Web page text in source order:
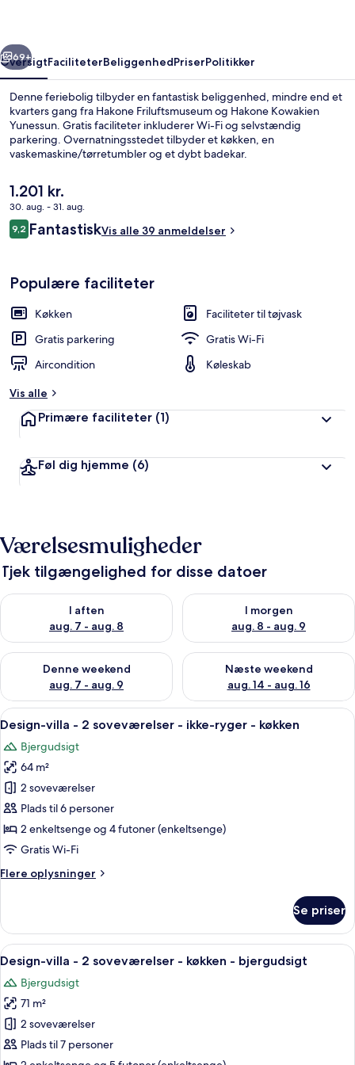
Design-villa - 2 soveværelser -
Næste
69+
OversigtFaciliteterBeliggenhedPriserPolitikker
Denne feriebolig tilbyder en fantastisk beliggenhed, mindre end et
kvarters gang fra Hakone Friluftsmuseum og Hakone Kowakien
Yunessun. Gratis faciliteter inkluderer Wi-Fi og selvstændig
parkering. Overnatningsstedet tilbyder et køkken, en
vaskemaskine/tørretumbler og et dybt badekar.
Kowakidani Station ligger 8 minutter derfra.
Den
nuværende
pris
er
1.201 kr.
30. aug. - 31. aug.
Anmeldelser
9,29,2 ud af 10.
FantastiskVis alle 39 anmeldelser
Populære faciliteter
Køkken
Faciliteter til tøjvask
Gratis parkering
Gratis Wi-Fi
Aircondition
Køleskab
Vis alle
Primære faciliteter (1)
Føl dig hjemme (6)
Værelsesmuligheder
Tjek tilgængelighed for disse datoer
I aften
aug. 7 - aug. 8
Tjek tilgængelighed for i aften aug. 7 - aug. 8
I morgen
aug. 8 - aug. 9
Tjek tilgængelighed for i
Denne weekend
aug. 7 - aug. 9
Tjek tilgængelighed for denne weekend aug. 7 - aug. 9
Næste weekend
aug. 14 - aug. 16
Tjek tilgængelighed for næste
Indlæs
alle
billeder
af
Design-
villa
-
2
-
-
køkken
Et kompakt køkken med spiseplads,
38
Design-villa - 2 soveværelser - ikke-ryger - køkken
Bjergudsigt
64 m²
2 soveværelser
Plads til 6 personer
2 enkeltsenge og 4 futoner (enkeltsenge)
Gratis Wi-Fi
Flere oplysninger
Flere
villa
2
soveværelser
-
ikke-
ryger
køkken
Se priser
Indlæs
alle
billeder
af
Design-
villa
Et moderne køkken med et
33
Design-villa - 2 soveværelser - køkken - bjergudsigt
Bjergudsigt
71 m²
2 soveværelser
Plads til 7 personer